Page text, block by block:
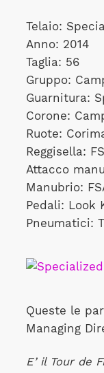
Telaio:
Anno: 2014
Taglia: 56
Gruppo:
Guarnitura:
Corone:
Ruote:
Reggisella:
Attacco
Manubrio:
Pedali: Look
Pneumatici:
Queste le
Managing
E’ il Tour de